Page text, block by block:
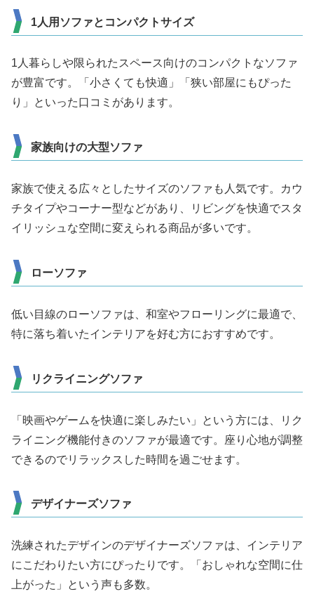
1人用ソファとコンパクトサイズ
1人暮らしや限られたスペース向けのコンパクトなソファ
が豊富です。「小さくても快適」「狭い部屋にもぴった
り」といった口コミがあります。
家族向けの大型ソファ
家族で使える広々としたサイズのソファも人気です。カウ
チタイプやコーナー型などがあり、リビングを快適でスタ
イリッシュな空間に変えられる商品が多いです。
ローソファ
低い目線のローソファは、和室やフローリングに最適で、
特に落ち着いたインテリアを好む方におすすめです。
リクライニングソファ
「映画やゲームを快適に楽しみたい」という方には、リク
ライニング機能付きのソファが最適です。座り心地が調整
できるのでリラックスした時間を過ごせます。
デザイナーズソファ
洗練されたデザインのデザイナーズソファは、インテリア
にこだわりたい方にぴったりです。「おしゃれな空間に仕
上がった」という声も多数。